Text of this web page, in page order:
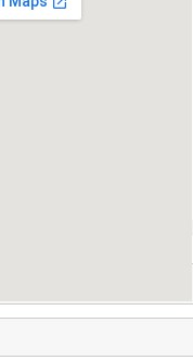
embedgooglemap.net